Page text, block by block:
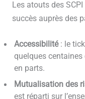
Les atouts des
succès auprès des
Accessibilité: le
quelques centaines
en parts.
Mutualisation des
est réparti sur